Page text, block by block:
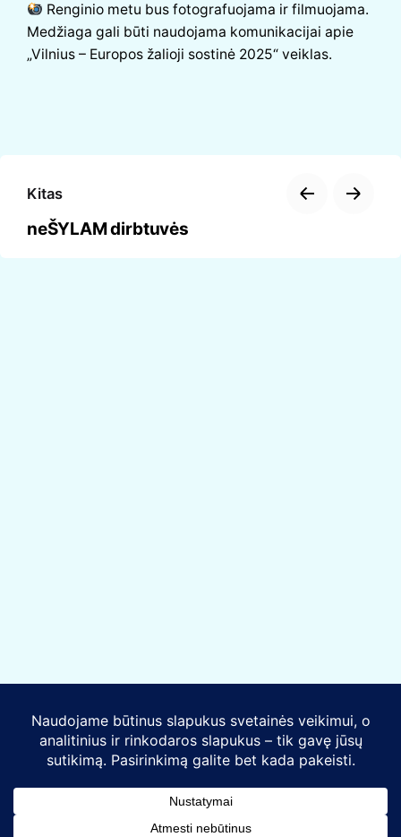
Renginio metu bus fotografuojama ir filmuojama.
Medžiaga gali būti naudojama komunikacijai apie
„Vilnius – Europos žalioji sostinė 2025“ veiklas.
Kitas
neŠYLAM dirbtuvės